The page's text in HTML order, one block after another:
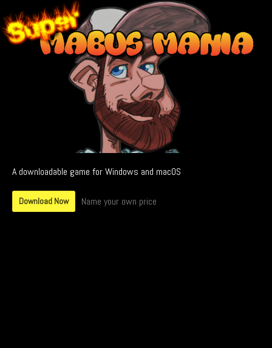
A downloadable game for Windows and macOS
Download Now Name your own price